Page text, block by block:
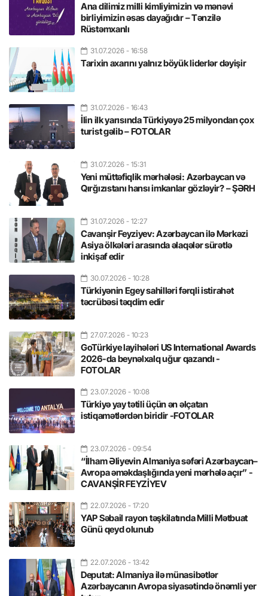
Ana dilimiz milli kimliyimizin və mənəvi
birliyimizin əsas dayağıdır – Tənzilə
Rüstəmxanlı
31.07.2026 - 16:58
Tarixin axarını yalnız böyük liderlər dəyişir
31.07.2026 - 16:43
İlin ilk yarısında Türkiyəyə 25 milyondan çox
turist gəlib – FOTOLAR
31.07.2026 - 15:31
Yeni müttəfiqlik mərhələsi: Azərbaycan və
Qırğızıstanı hansı imkanlar gözləyir? – ŞƏRH
31.07.2026 - 12:27
Cavanşir Feyziyev: Azərbaycan ilə Mərkəzi
Asiya ölkələri arasında əlaqələr sürətlə
inkişaf edir
30.07.2026 - 10:28
Türkiyənin Egey sahilləri fərqli istirahət
təcrübəsi təqdim edir
27.07.2026 - 10:23
GoTürkiye layihələri US International Awards
2026-da beynəlxalq uğur qazandı -
FOTOLAR
23.07.2026 - 10:08
Türkiyə yay tətili üçün ən əlçatan
istiqamətlərdən biridir -FOTOLAR
23.07.2026 - 09:54
“İlham Əliyevin Almaniya səfəri Azərbaycan–
Avropa əməkdaşlığında yeni mərhələ açır” -
CAVANŞİR FEYZİYEV
22.07.2026 - 17:20
YAP Səbail rayon təşkilatında Milli Mətbuat
Günü qeyd olunub
22.07.2026 - 13:42
Deputat: Almaniya ilə münasibətlər
Azərbaycanın Avropa siyasətində önəmli yer